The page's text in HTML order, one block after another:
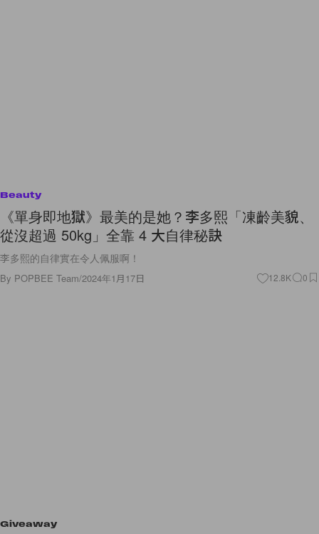
Beauty
《單身即地獄》最美的是她？李多熙「凍齡美貌、
從沒超過 50kg」全靠 4 大自律秘訣
李多熙的自律實在令人佩服啊！
By POPBEE Team/2024年1月17日 12.8K 0
Giveaway